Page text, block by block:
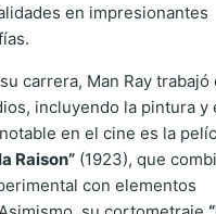
en impresionantes
carrera, Man Ray trabajó
incluyendo la pintura y
en el cine es la
Raison” (1923), que
con elementos